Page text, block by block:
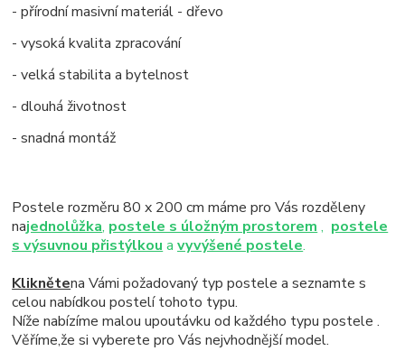
- přírodní masivní materiál - dřevo
- vysoká kvalita zpracování
- velká stabilita a bytelnost
- dlouhá životnost
- snadná montáž
Postele rozměru 80 x 200 cm máme pro Vás rozděleny
najednolůžka, postele s úložným prostorem , postele
s výsuvnou přistýlkou avyvýšené postele.
Kliknětena Vámi požadovaný typ postele a seznamte s
celou nabídkou postelí tohoto typu.
Níže nabízíme malou upoutávku od každého typu postele .
Věříme,že si vyberete pro Vás nejvhodnější model.